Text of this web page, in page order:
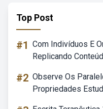
Top Post
#1 Com Indivíduos E
Replicando
#2 Observe Os
Propriedades